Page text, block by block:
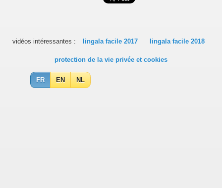
vidéos intéressantes : lingala facile 2017 lingala facile 2018
protection de la vie privée et cookies
FR EN NL